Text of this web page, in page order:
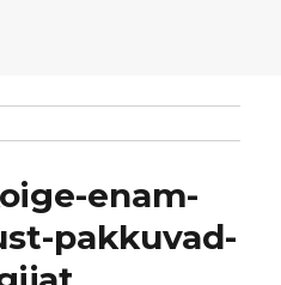
enam-
pakkuvad-